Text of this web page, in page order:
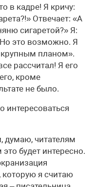
в кадре! Я кричу:
Отвечает: «А
сигаретой?» Я:
это возможно. Я
крупным планом».
рассчитал! Я его
кроме
не было.
интересоваться
думаю, читателям
будет интересно.
которую я считаю